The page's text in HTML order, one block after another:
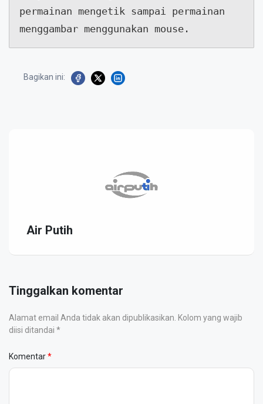
permainan mengetik sampai permainan
menggambar menggunakan mouse.
Bagikan ini:
Air Putih
Tinggalkan komentar
Alamat email Anda tidak akan dipublikasikan. Kolom yang wajib
diisi ditandai *
Komentar